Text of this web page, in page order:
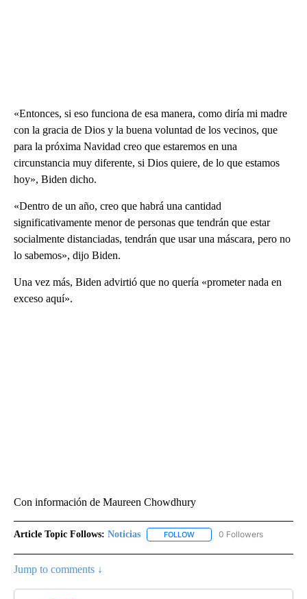
«Entonces, si eso funciona de esa manera, como diría mi madre
con la gracia de Dios y la buena voluntad de los vecinos, que
para la próxima Navidad creo que estaremos en una
circunstancia muy diferente, si Dios quiere, de lo que estamos
hoy», Biden dicho.
«Dentro de un año, creo que habrá una cantidad
significativamente menor de personas que tendrán que estar
socialmente distanciadas, tendrán que usar una máscara, pero no
lo sabemos», dijo Biden.
Una vez más, Biden advirtió que no quería «prometer nada en
exceso aquí».
Con información de Maureen Chowdhury
Article Topic Follows: Noticias FOLLOW FOLLOW "NOTICIAS" TO
0 Followers
Jump to comments ↓